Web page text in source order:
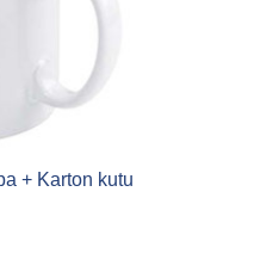
+ Karton kutu